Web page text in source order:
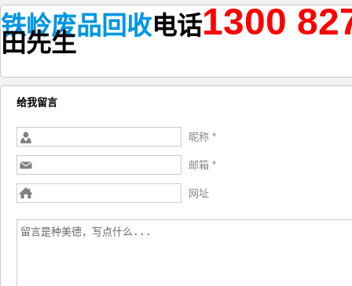
铁岭废品回收电话1300
田先生
给我留言
昵称 *
邮箱 *
网址